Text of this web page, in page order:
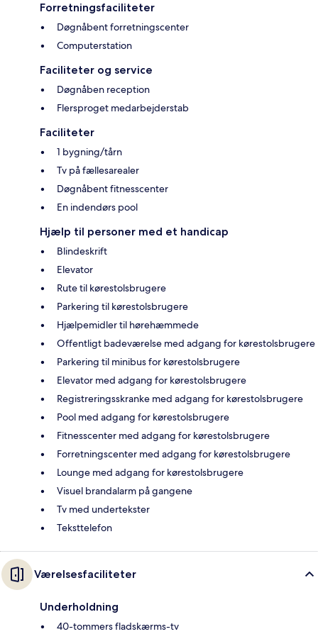
Forretningsfaciliteter
Døgnåbent forretningscenter
Computerstation
Faciliteter og service
Døgnåben reception
Flersproget medarbejderstab
Faciliteter
1 bygning/tårn
Tv på fællesarealer
Døgnåbent fitnesscenter
En indendørs pool
Hjælp til personer med et handicap
Blindeskrift
Elevator
Rute til kørestolsbrugere
Parkering til kørestolsbrugere
Hjælpemidler til hørehæmmede
Offentligt badeværelse med adgang for kørestolsbrugere
Parkering til minibus for kørestolsbrugere
Elevator med adgang for kørestolsbrugere
Registreringsskranke med adgang for kørestolsbrugere
Pool med adgang for kørestolsbrugere
Fitnesscenter med adgang for kørestolsbrugere
Forretningscenter med adgang for kørestolsbrugere
Lounge med adgang for kørestolsbrugere
Visuel brandalarm på gangene
Tv med undertekster
Teksttelefon
Værelsesfaciliteter
Underholdning
40-tommers fladskærms-tv